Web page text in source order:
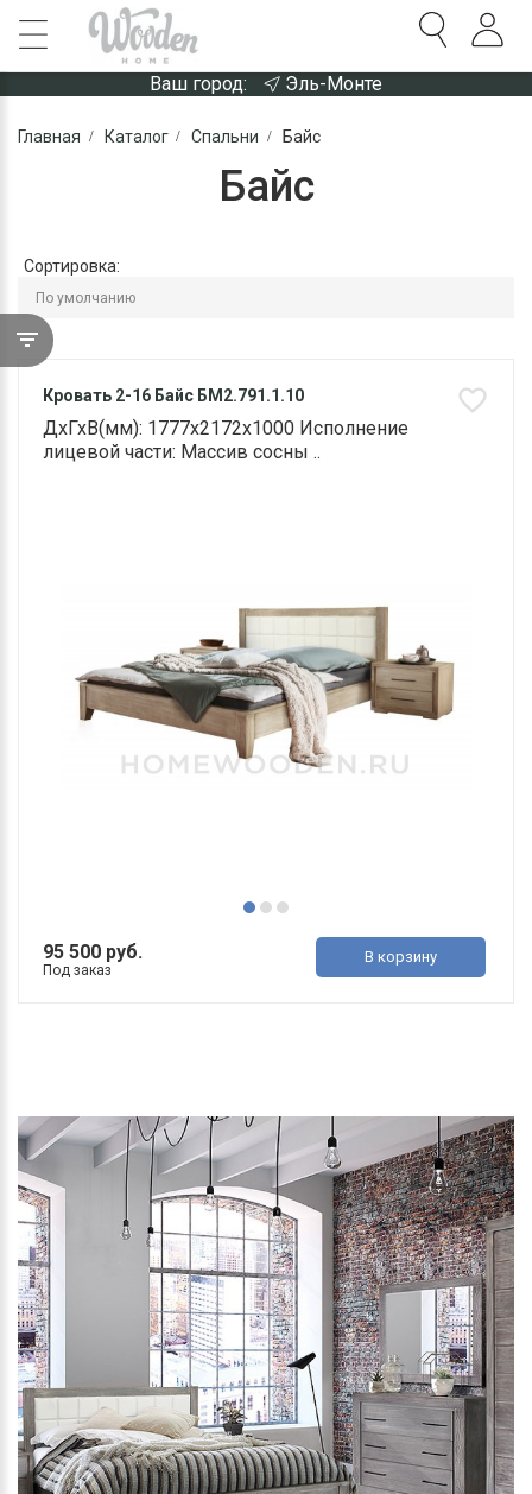
Ваш город: Эль-Монте
Главная Каталог Спальни Байс
Байс
Сортировка:
Кровать 2-16 Байс БМ2.791.1.10
ДхГхВ(мм): 1777х2172х1000 Исполнение
лицевой части: Массив сосны ..
95 500 руб.
Под заказ
В корзину